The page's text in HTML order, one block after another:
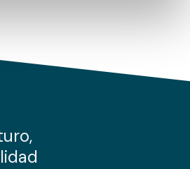
que haga del sitio web con
sociales, publicidad y análisis